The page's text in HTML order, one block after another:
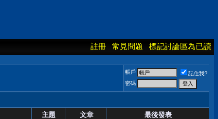
註冊 常見問題 標記討論區為已讀
帳戶
記住我?
密碼
主題 文章 最後發表